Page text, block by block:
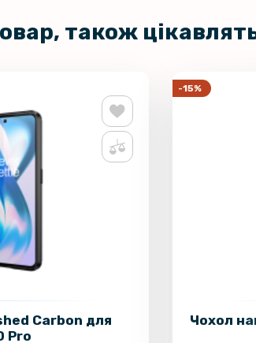
також
Carbon для
Pro
-15%
Чохол